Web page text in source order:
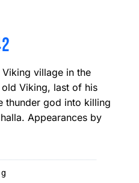
village in the
Viking, last of his
thunder god into killing
Appearances by